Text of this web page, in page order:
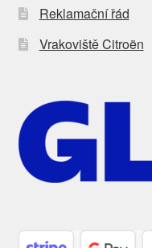
Reklamační řád
Vrakoviště Citroën